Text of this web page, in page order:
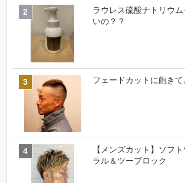
ラウレス硫酸ナトリウ
いの？？
フェードカットに飽き
【メンズカット】ソフ
ラル＆ツーブロック